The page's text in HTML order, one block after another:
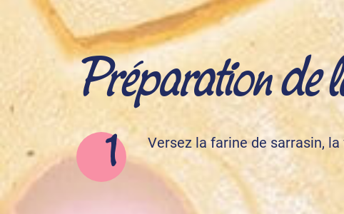
Préparation de
Versez la farine de sarrasin,